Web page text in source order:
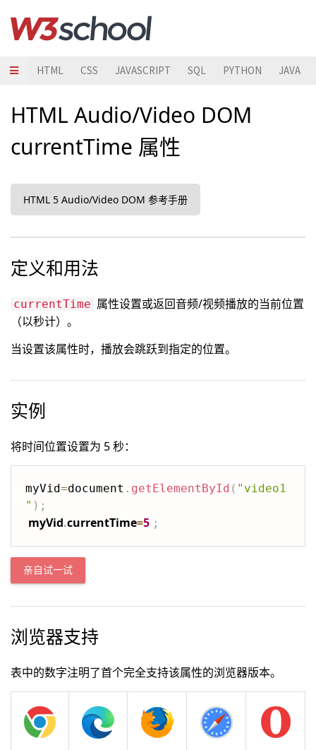
HTML CSS JAVASCRIPT SQL PYTHON JAVA
HTML Audio/Video DOM
currentTime 属性
HTML 5 Audio/Video DOM 参考手册
定义和用法
currentTime 属性设置或返回音频/视频播放的当前位置
（以秒计）。
当设置该属性时，播放会跳跃到指定的位置。
实例
将时间位置设置为 5 秒：
myVid=document . getElementById ( "video1
" ) ;
myVid.currentTime=5 ;
亲自试一试
浏览器支持
表中的数字注明了首个完全支持该属性的浏览器版本。